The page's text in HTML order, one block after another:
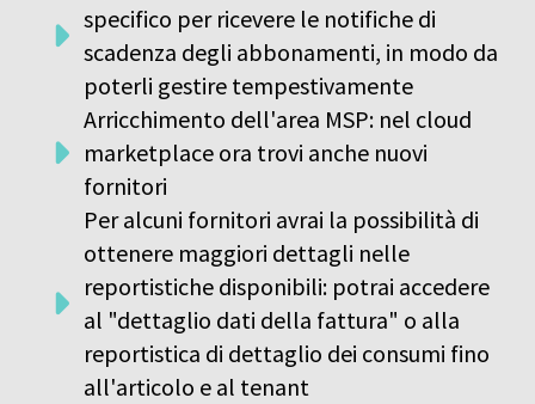
specifico per ricevere le notifiche di
scadenza degli abbonamenti, in modo da
poterli gestire tempestivamente
Arricchimento dell'area MSP: nel cloud
marketplace ora trovi anche nuovi
fornitori
Per alcuni fornitori avrai la possibilità di
ottenere maggiori dettagli nelle
reportistiche disponibili: potrai accedere
al "dettaglio dati della fattura" o alla
reportistica di dettaglio dei consumi fino
all'articolo e al tenant